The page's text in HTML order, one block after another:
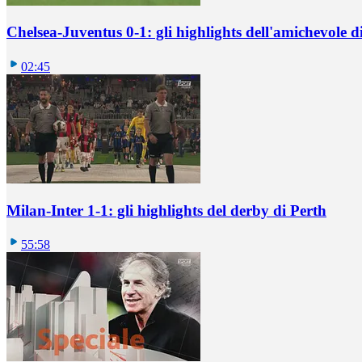
Chelsea-Juventus 0-1: gli highlights dell'amichevole
02:45
Milan-Inter 1-1: gli highlights del derby di Perth
55:58